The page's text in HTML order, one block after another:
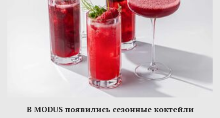
В MODUS появились сезонные коктейли